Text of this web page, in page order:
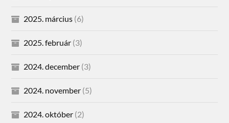
2025. március (6)
2025. február (3)
2024. december (3)
2024. november (5)
2024. október (2)